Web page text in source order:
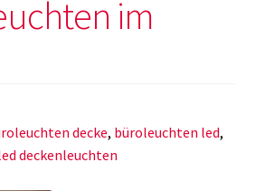
im
decke, büroleuchten led,
deckenleuchten